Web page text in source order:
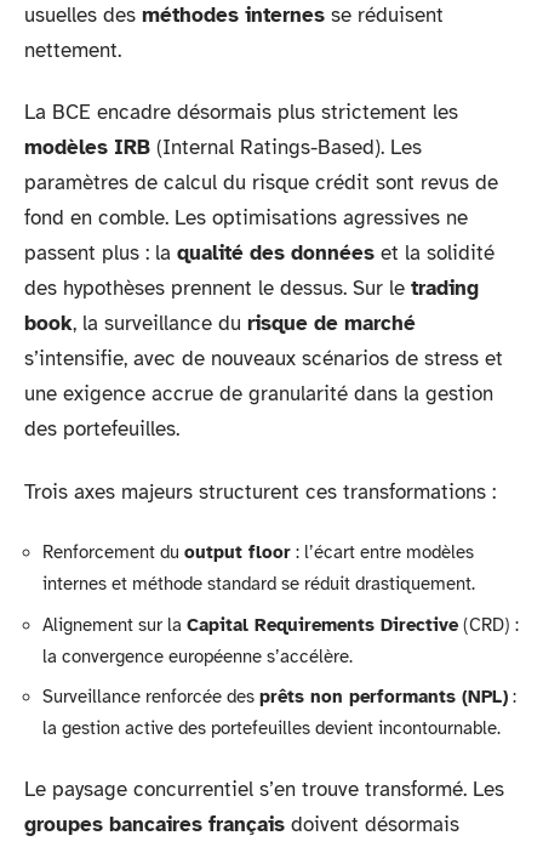
usuelles des méthodes internes se réduisent
nettement.
La BCE encadre désormais plus strictement les
modèles IRB (Internal Ratings-Based). Les
paramètres de calcul du risque crédit sont revus de
fond en comble. Les optimisations agressives ne
passent plus : la qualité des données et la solidité
des hypothèses prennent le dessus. Sur le trading
book, la surveillance du risque de marché
s’intensifie, avec de nouveaux scénarios de stress et
une exigence accrue de granularité dans la gestion
des portefeuilles.
Trois axes majeurs structurent ces transformations :
Renforcement du output floor : l’écart entre modèles
internes et méthode standard se réduit drastiquement.
Alignement sur la Capital Requirements Directive(CRD) :
la convergence européenne s’accélère.
Surveillance renforcée des prêts non performants (NPL) :
la gestion active des portefeuilles devient incontournable.
Le paysage concurrentiel s’en trouve transformé. Les
groupes bancaires français doivent désormais